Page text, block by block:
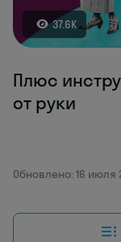
37.6K
Плюс
от руки
Обновлено: 16 июля